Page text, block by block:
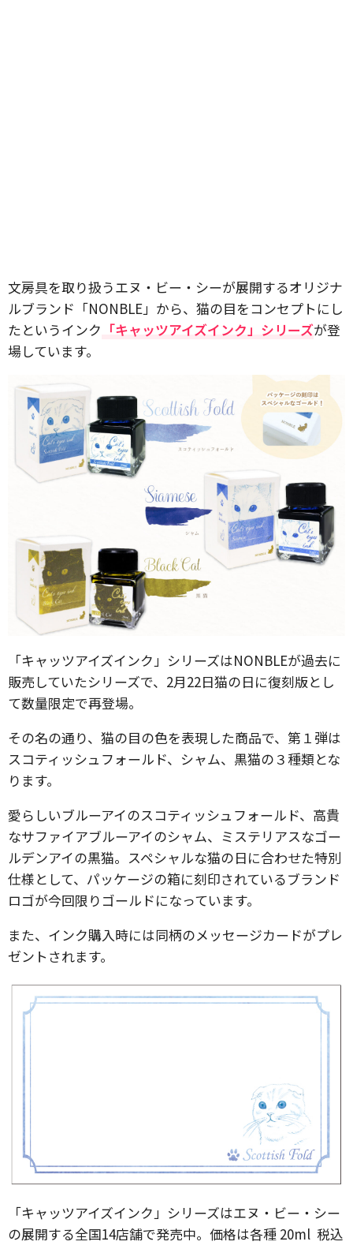
文房具を取り扱うエヌ・ビー・シーが展開するオリジナ
ルブランド「NONBLE」から、猫の目をコンセプトにし
たというインク 「キャッツアイズインク」シリーズが登
場しています。
「キャッツアイズインク」シリーズはNONBLEが過去に
販売していたシリーズで、2月22日猫の日に復刻版とし
て数量限定で再登場。
その名の通り、猫の目の色を表現した商品で、第１弾は
スコティッシュフォールド、シャム、黒猫の３種類とな
ります。
愛らしいブルーアイのスコティッシュフォールド、高貴
なサファイアブルーアイのシャム、ミステリアスなゴー
ルデンアイの黒猫。スペシャルな猫の日に合わせた特別
仕様として、パッケージの箱に刻印されているブランド
ロゴが今回限りゴールドになっています。
また、インク購入時には同柄のメッセージカードがプレ
ゼントされます。
「キャッツアイズインク」シリーズはエヌ・ビー・シー
の展開する全国14店舗で発売中。価格は各種 20ml 税込